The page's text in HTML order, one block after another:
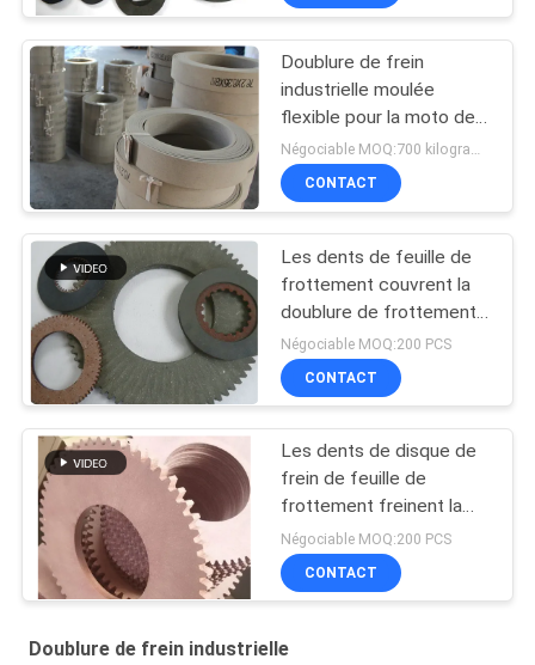
Doublure de frein
industrielle moulée
flexible pour la moto de
collecte de camion légerNégociable MOQ:700 kilogrammes
CONTACT
Les dents de feuille de
frottement couvrent la
doublure de frottement
de dents de disque de
dents de revêtement de
frein de dents
Négociable MOQ:200 PCS
CONTACT
Les dents de disque de
frein de feuille de
frottement freinent la
doublure de frottement
de dents de disque de
dents de doublure
Négociable MOQ:200 PCS
CONTACT
Doublure de frein industrielle